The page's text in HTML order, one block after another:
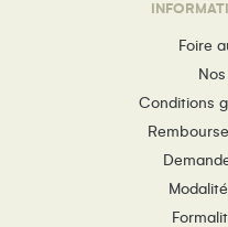
Foire
Conditions